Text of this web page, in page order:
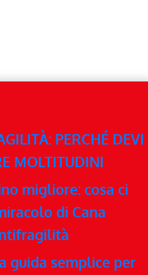
PERCHÉ DEVI
MOLTITUDINI
migliore: cosa ci
di Cana
guida semplice per